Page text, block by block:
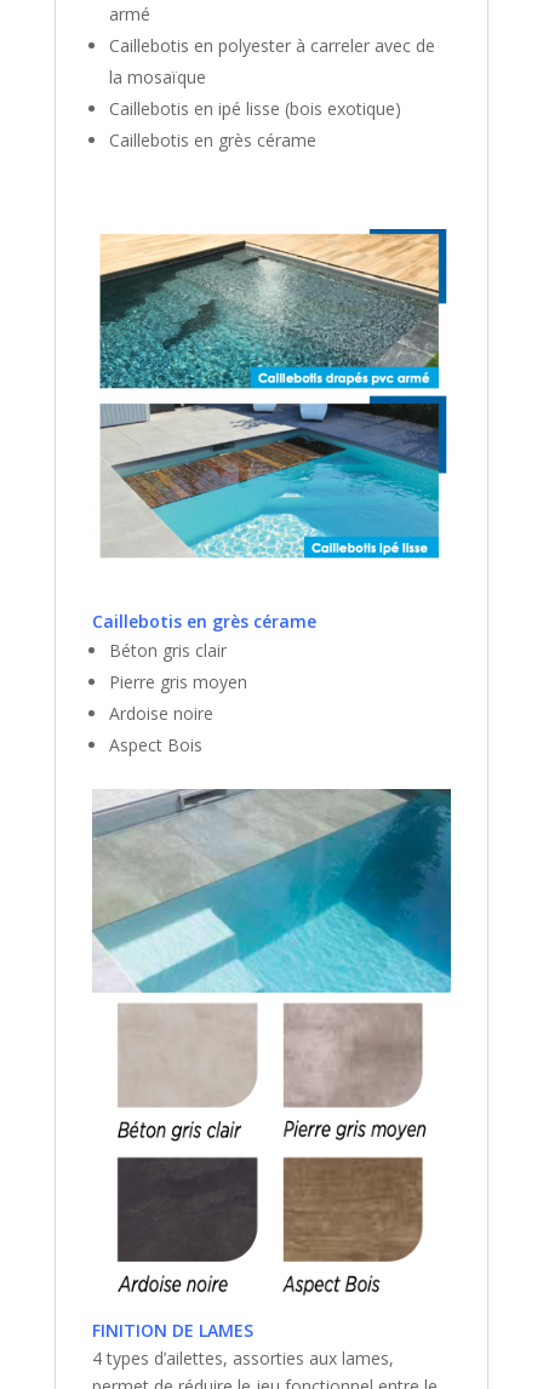
armé
Caillebotis en polyester à carreler avec de
la mosaïque
Caillebotis en ipé lisse (bois exotique)
Caillebotis en grès cérame
Caillebotis en grès cérame
Béton gris clair
Pierre gris moyen
Ardoise noire
Aspect Bois
FINITION DE LAMES
4 types d’ailettes, assorties aux lames,